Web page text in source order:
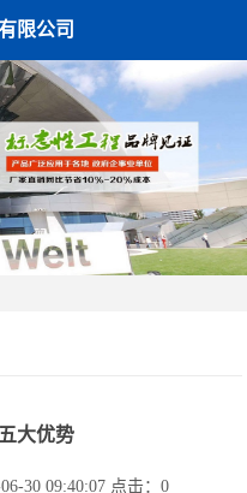
限公司
大优势
30 09:40:07 点击： 0